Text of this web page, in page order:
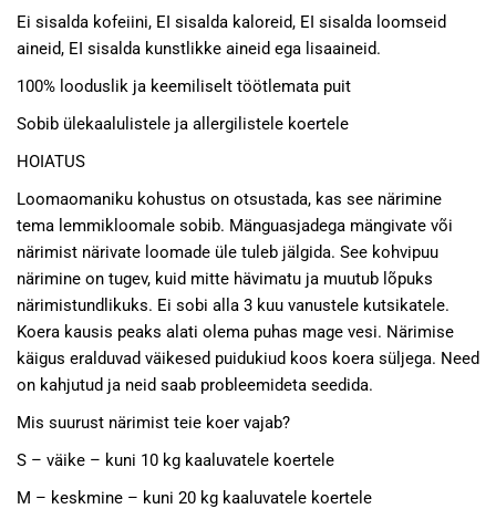
Ei sisalda kofeiini, EI sisalda kaloreid, EI sisalda loomseid
aineid, EI sisalda kunstlikke aineid ega lisaaineid.
100% looduslik ja keemiliselt töötlemata puit
Sobib ülekaalulistele ja allergilistele koertele
HOIATUS
Loomaomaniku kohustus on otsustada, kas see närimine
tema lemmikloomale sobib. Mänguasjadega mängivate või
närimist närivate loomade üle tuleb jälgida. See kohvipuu
närimine on tugev, kuid mitte hävimatu ja muutub lõpuks
närimistundlikuks. Ei sobi alla 3 kuu vanustele kutsikatele.
Koera kausis peaks alati olema puhas mage vesi. Närimise
käigus eralduvad väikesed puidukiud koos koera süljega. Need
on kahjutud ja neid saab probleemideta seedida.
Mis suurust närimist teie koer vajab?
S – väike – kuni 10 kg kaaluvatele koertele
M – keskmine – kuni 20 kg kaaluvatele koertele